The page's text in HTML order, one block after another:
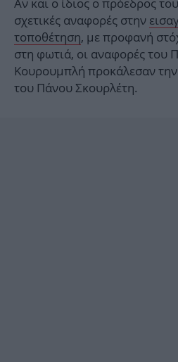
Αν και ο ίδιος ο πρόεδρος
σχετικές αναφορές στην
τοποθέτηση, με προφανή
στη φωτιά, οι αναφορές του
Κουρουμπλή προκάλεσαν
του Πάνου Σκουρλέτη.